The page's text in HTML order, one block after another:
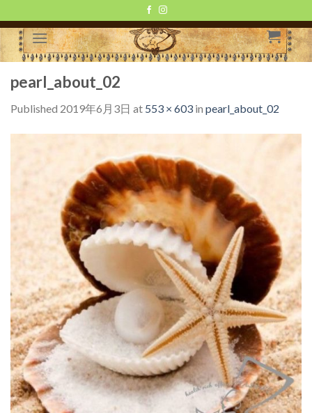
to
content
pearl_about_02
Published 2019年6月3日 at 553 × 603 in pearl_about_02